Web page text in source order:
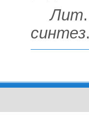
Лит
синтез